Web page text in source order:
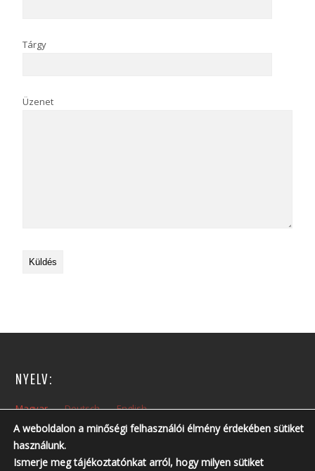
Tárgy
Üzenet
NYELV:
Magyar Deutsch English
NYITVA TARTÁS:
A weboldalon a minőségi felhasználói élmény érdekében sütiket
használunk.
Ismerje meg tájékoztatónkat arról, hogy milyen sütiket